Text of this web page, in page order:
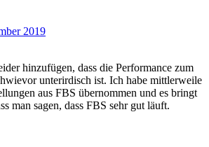
2019
hinzufügen, dass die Performance zum
unterirdisch ist. Ich habe mittlerweile
aus FBS übernommen und es bringt
man sagen, dass FBS sehr gut läuft.